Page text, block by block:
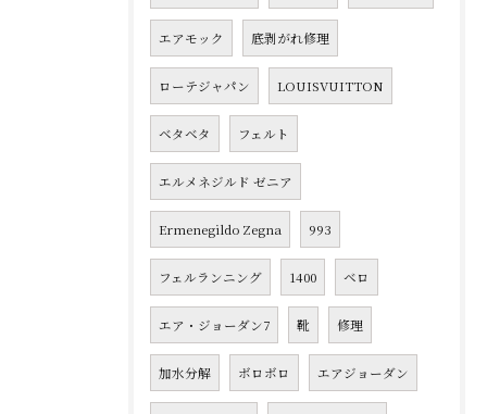
エアモック 底剥がれ修理
ローテジャパン LOUISVUITTON
ベタベタ フェルト
エルメネジルド ゼニア
Ermenegildo Zegna 993
フェルランニング 1400 ベロ
エア・ジョーダン7 靴 修理
加水分解 ボロボロ エアジョーダン